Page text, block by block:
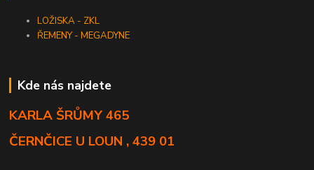
LOŽISKA - ZKL
ŘEMENY - MEGADYNE
Kde nás najdete
KARLA ŠRŮMY 465
ČERNČICE U LOUN , 439 01